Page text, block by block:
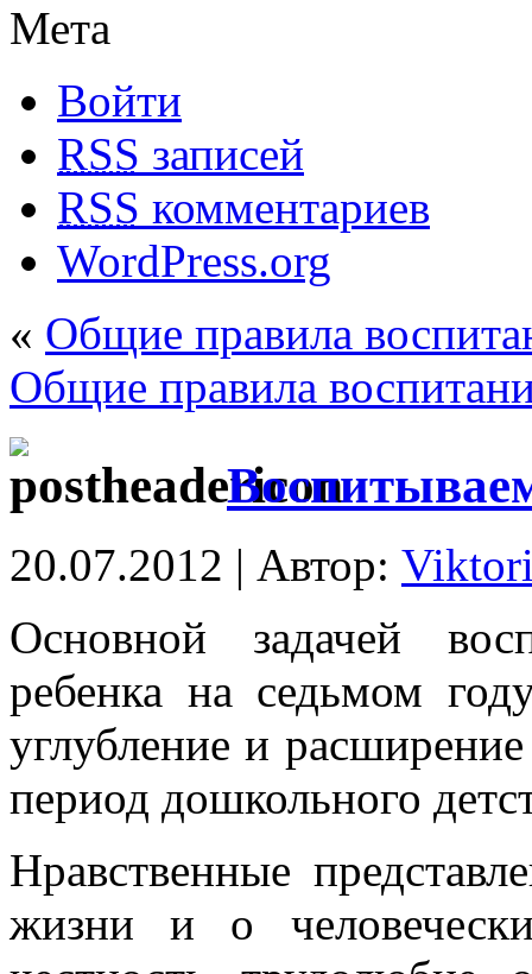
Мета
Войти
RSS записей
RSS комментариев
WordPress.org
« Общие правила
Общие правила
20.07.2012 | Автор:
Основной задачей
ребенка на седьмом
углубление и
период дошкольного
Нравственные
жизни и о